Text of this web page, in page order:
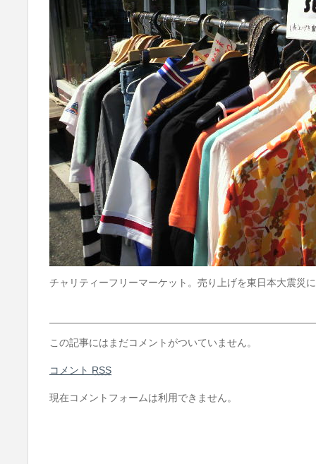
チャリティーフリーマーケット。売り上げを東日本大震災
この記事にはまだコメントがついていません。
コメント RSS
現在コメントフォームは利用できません。